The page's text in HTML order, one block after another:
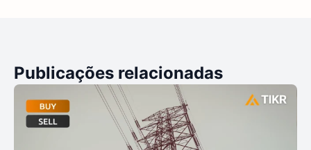
Publicações relacionadas